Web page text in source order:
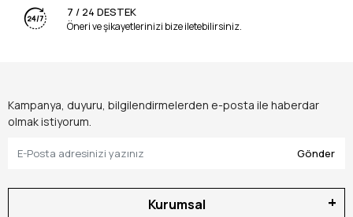
7 / 24 DESTEK
Öneri ve şikayetlerinizi bize iletebilirsiniz.
Kampanya, duyuru, bilgilendirmelerden e-posta ile haberdar
olmak istiyorum.
Gönder
Kurumsal